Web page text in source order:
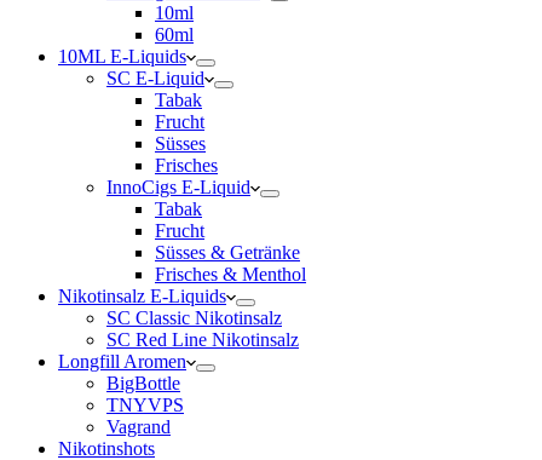
10ml
60ml
10ML E-Liquids
SC E-Liquid
Tabak
Frucht
Süsses
Frisches
InnoCigs E-Liquid
Tabak
Frucht
Süsses & Getränke
Frisches & Menthol
Nikotinsalz E-Liquids
SC Classic Nikotinsalz
SC Red Line Nikotinsalz
Longfill Aromen
BigBottle
TNYVPS
Vagrand
Nikotinshots